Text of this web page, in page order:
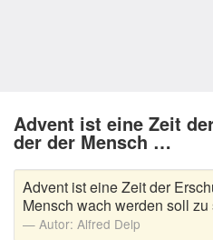
Nikolaus Sprüche
Schöne
Weihnachtsgedichte
Weihnachtsgrüße
Advent ist eine Zeit
der der Mensch …
Advent ist eine Zeit der
Mensch wach werden soll zu
Autor: Alfred Delp